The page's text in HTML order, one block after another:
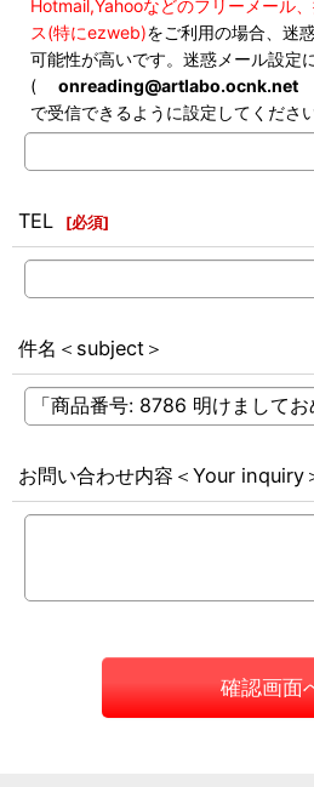
Hotmail,Yahooなどのフリーメール
ス(特にezweb)をご利用の場合、迷
可能性が高いです。迷惑メール設定
( onreading@artlabo.ocnk.net
で受信できるように設定してくださ
TEL [必須]
件名＜subject＞
お問い合わせ内容＜Your inquiry
確認画面